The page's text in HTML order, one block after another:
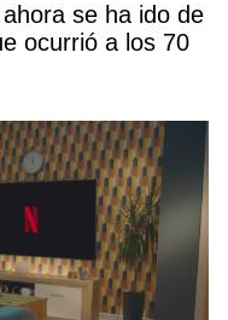
se ha ido de
ocurrió a los 70